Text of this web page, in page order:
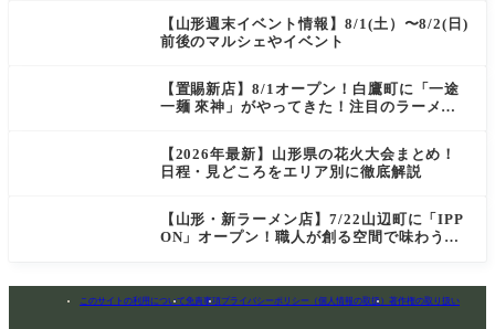
【山形週末イベント情報】8/1(土）〜8/2(日)
前後のマルシェやイベント
【置賜新店】8/1オープン！白鷹町に「一途
一麺 來神」がやってきた！注目のラーメン
【2026年最新】山形県の花火大会まとめ！
日程・見どころをエリア別に徹底解説
【山形・新ラーメン店】7/22山辺町に「IPP
ON」オープン！職人が創る空間で味わう
このサイトの利用について免責事項プライバシーポリシー（個人情報の取扱） 著作権の取り扱い